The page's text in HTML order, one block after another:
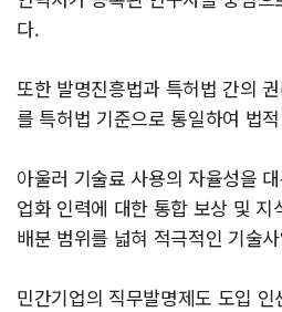
다.
또한 발명진흥법과 특허법 간의
를 특허법 기준으로 통일하여 법
아울러 기술료 사용의 자율성을
업화 인력에 대한 통합 보상 및 지
배분 범위를 넓혀 적극적인 기술
민간기업의 직무발명제도 도입 인